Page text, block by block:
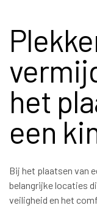
het
een
Bij het plaatsen van
belangrijke locaties
veiligheid en het